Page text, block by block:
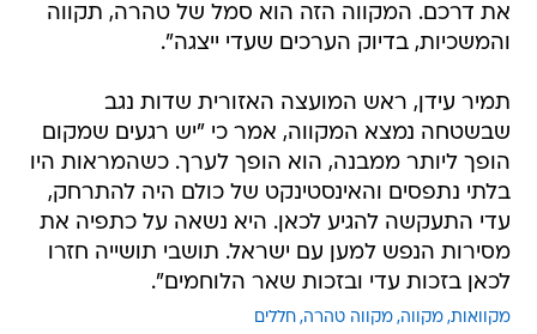
את דרכם. המקווה הזה הוא סמל של טהרה, תקווה
והמשכיות, בדיוק הערכים שעדי ייצגה".
תמיר עידן, ראש המועצה האזורית שדות נגב
שבשטחה נמצא המקווה, אמר כי "יש רגעים שמקום
הופך ליותר ממבנה, הוא הופך לערך. כשהמראות היו
בלתי נתפסים והאינסטינקט של כולם היה להתרחק,
עדי התעקשה להגיע לכאן. היא נשאה על כתפיה את
מסירות הנפש למען עם ישראל. תושבי תושייה חזרו
לכאן בזכות עדי ובזכות שאר הלוחמים".
מקוואות מקווה מקווה טהרה חללים